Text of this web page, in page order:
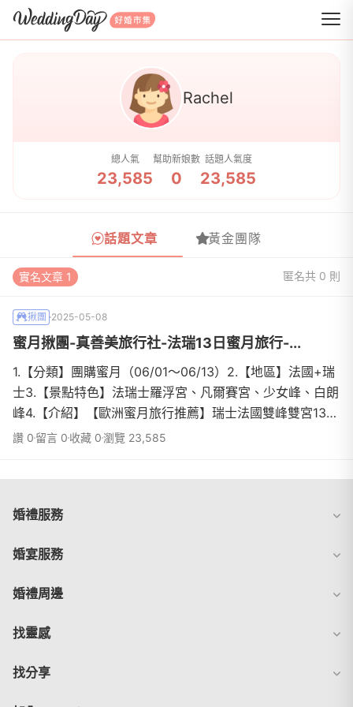
WeddingDay 好婚市集
Rachel
總人氣
23,585
幫助新娘數
0
話題人氣度
23,585
話題文章 黃金團隊
實名文章 1 匿名共 0 則
揪團 2025-05-08
蜜月揪團-真善美旅行社-法瑞13日蜜月旅行-...
1.【分類】團購蜜月（06/01～06/13）2.【地區】法國+瑞
士3.【景點特色】法瑞士羅浮宮、凡爾賽宮、少女峰、白朗
峰4.【介紹】【歐洲蜜月旅行推薦】瑞士法國雙峰雙宮13日
超高CP值13日行程大公開✈️說到蜜月首選當然是浪...
讚 0 留言 0 收藏 0瀏覽 23,585
婚禮服務
婚宴服務
婚禮周邊
找靈感
找分享